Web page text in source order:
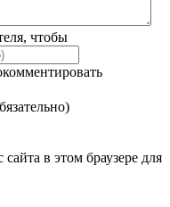
чтобы
в этом браузере для